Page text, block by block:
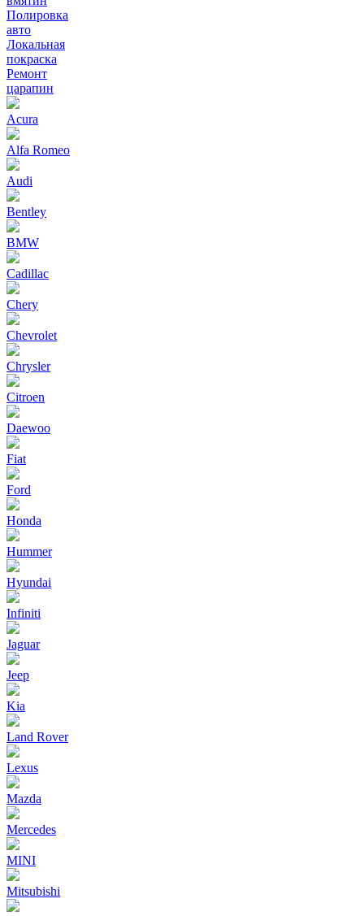
Полировка
авто
Локальная
покраска
Ремонт
царапин
Acura
Alfa Romeo
Audi
Bentley
BMW
Cadillac
Chery
Chevrolet
Chrysler
Citroen
Daewoo
Fiat
Ford
Honda
Hummer
Hyundai
Infiniti
Jaguar
Jeep
Kia
Land Rover
Lexus
Mazda
Mercedes
MINI
Mitsubishi